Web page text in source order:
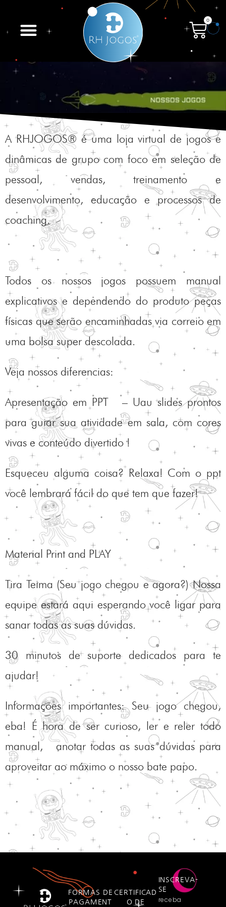
0
A RHJOGOS® é uma loja virtual de jogos e
dinâmicas de grupo com foco em seleção de
pessoal, vendas, treinamento e
desenvolvimento, educação e processos de
coaching.
Todos os nossos jogos possuem manual
explicativos e dependendo do produto peças
físicas que serão encaminhadas via correio em
uma bolsa super descolada.
Veja nossos diferencias:
Apresentação em PPT – Uau slides prontos
para guiar sua atividade em sala, com cores
vivas e conteúdo divertido !
Esqueceu alguma coisa? Relaxa! Com o ppt
você lembrará fácil do que tem que fazer!
Material Print and PLAY
Tira Teima (Seu jogo chegou e agora?) Nossa
equipe estará aqui esperando você ligar para
sanar todas as suas dúvidas.
30 minutos de suporte dedicados para te
ajudar!
Informações importantes: Seu jogo chegou,
eba! É hora de ser curioso, ler e reler todo
manual, anotar todas as suas dúvidas para
aproveitar ao máximo o nosso bate papo.
FORMAS DE
PAGAMENT
CERTIFICAD
O DE
INSCREVA-
SE
receba